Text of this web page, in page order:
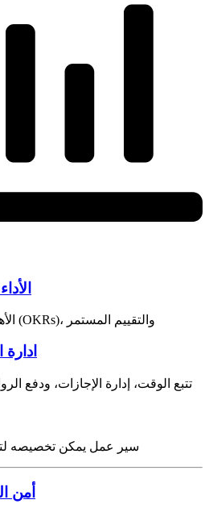
الأهداف والنتائج الرئيسية (OKRs)، والتقييم المستمر
تتبع الوقت، إدارة الإجازات، ودفع
سير عمل يمكن تخصيصه
أمن